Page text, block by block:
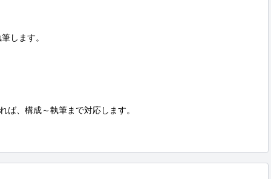
します。
ば、構成～執筆まで対応します。